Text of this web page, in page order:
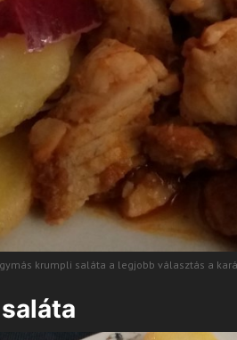
krumpli saláta a legjobb választás a